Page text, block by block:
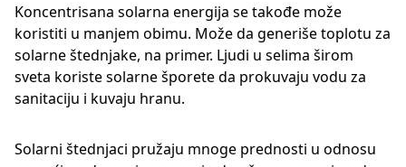
Koncentrisana solarna energija se takođe može
koristiti u manjem obimu. Može da generiše toplotu za
solarne štednjake, na primer. Ljudi u selima širom
sveta koriste solarne šporete da prokuvaju vodu za
sanitaciju i kuvaju hranu.
Solarni štednjaci pružaju mnoge prednosti u odnosu